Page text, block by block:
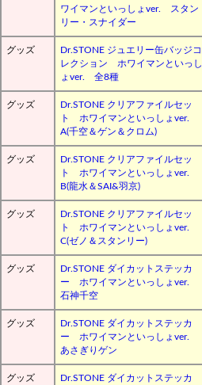
ワイマンといっしょver. スタン
リー・スナイダー
グッズ
Dr.STONE ジュエリー缶バッジコ
レクション ホワイマンといっし
ょver. 全8種
グッズ
Dr.STONE クリアファイルセッ
ト ホワイマンといっしょver.
A(千空＆ゲン＆クロム)
グッズ
Dr.STONE クリアファイルセッ
ト ホワイマンといっしょver.
B(龍水＆SAI&羽京)
グッズ
Dr.STONE クリアファイルセッ
ト ホワイマンといっしょver.
C(ゼノ＆スタンリー)
グッズ
Dr.STONE ダイカットステッカ
ー ホワイマンといっしょver.
石神千空
グッズ
Dr.STONE ダイカットステッカ
ー ホワイマンといっしょver.
あさぎりゲン
グッズ
Dr.STONE ダイカットステッカ